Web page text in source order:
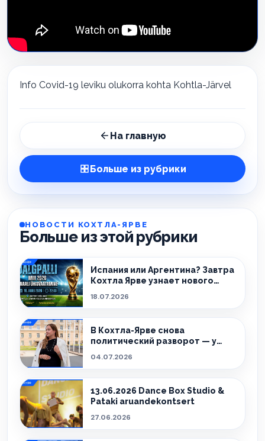
Info Covid-19 leviku olukorra kohta Kohtla-Järvel
На главную
Больше из рубрики
НОВОСТИ КОХТЛА-ЯРВЕ
Больше из этой рубрики
Испания или Аргентина? Завтра
Кохтла Ярве узнает нового
18.07.2026
В Кохтла-Ярве снова
политический разворот — у
04.07.2026
13.06.2026 Dance Box Studio &
Pataki aruandekontsert
27.06.2026